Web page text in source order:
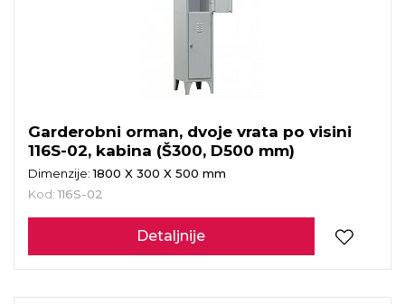
Garderobni orman, dvoje vrata po visini
116S-02, kabina (Š300, D500 mm)
Dimenzije:1800 X 300 X 500 mm
Kod:116S-02
Detaljnije